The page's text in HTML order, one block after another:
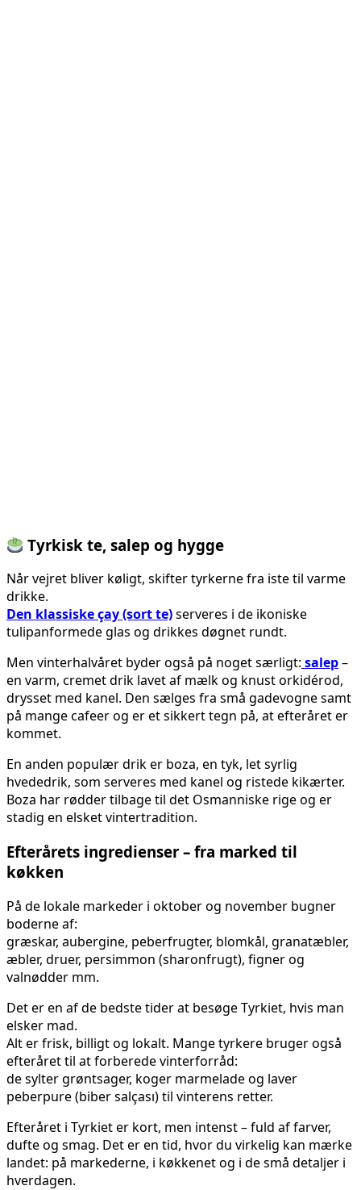
Tyrkisk te, salep og hygge
Når vejret bliver køligt, skifter tyrkerne fra iste til varme
drikke.
Den klassiske çay (sort te)serveres i de ikoniske
tulipanformede glas og drikkes døgnet rundt.
Men vinterhalvåret byder også på noget særligt: salep–
en varm, cremet drik lavet af mælk og knust orkidérod,
drysset med kanel. Den sælges fra små gadevogne samt
på mange cafeer og er et sikkert tegn på, at efteråret er
kommet.
En anden populær drik er boza, en tyk, let syrlig
hvededrik, som serveres med kanel og ristede kikærter.
Boza har rødder tilbage til det Osmanniske rige og er
stadig en elsket vintertradition.
Efterårets ingredienser – fra marked til
køkken
På de lokale markeder i oktober og november bugner
boderne af:
græskar, aubergine, peberfrugter, blomkål, granatæbler,
æbler, druer, persimmon (sharonfrugt), figner og
valnødder mm.
Det er en af de bedste tider at besøge Tyrkiet, hvis man
elsker mad.
Alt er frisk, billigt og lokalt. Mange tyrkere bruger også
efteråret til at forberede vinterforråd:
de sylter grøntsager, koger marmelade og laver
peberpure (biber salçası) til vinterens retter.
Efteråret i Tyrkiet er kort, men intenst – fuld af farver,
dufte og smag. Det er en tid, hvor du virkelig kan mærke
landet: på markederne, i køkkenet og i de små detaljer i
hverdagen.